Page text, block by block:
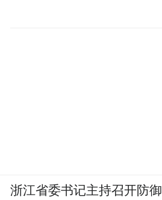
浙江省委书记主持召开防御